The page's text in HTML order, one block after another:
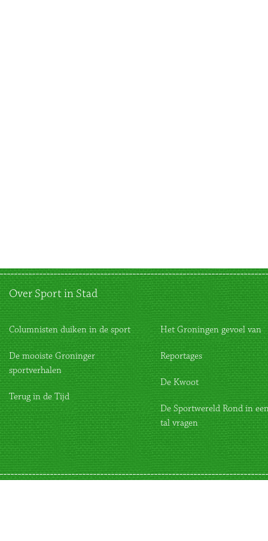
Over Sport in Stad
Columnisten duiken in de sport
De mooiste Groninger
sportverhalen
Terug in de Tijd
Het Groningen gevoel van
Reportages
De Kwoot
De Sportwereld Rond in
tal vragen